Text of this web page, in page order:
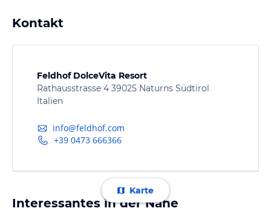
Kontakt
Feldhof DolceVita Resort
Rathausstrasse 4 39025 Naturns Südtirol
Italien
info@feldhof.com
+39 0473 666366
Karte
Interessantes in der Nähe